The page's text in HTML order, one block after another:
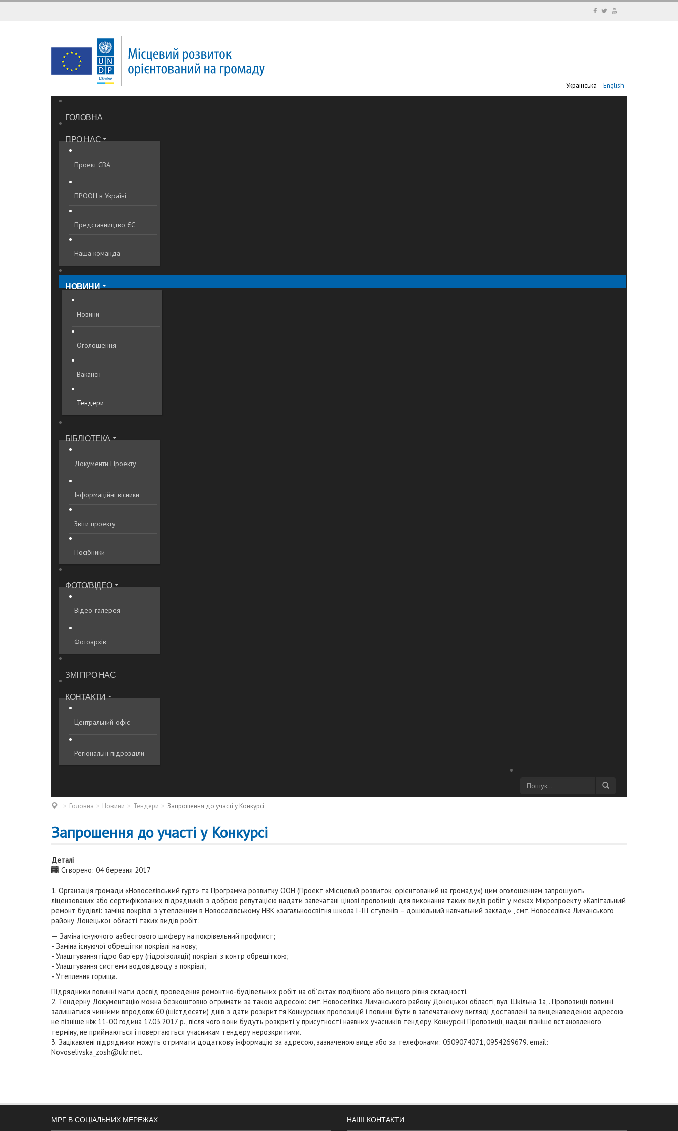
Українська English
ГОЛОВНА
ПРО НАС
Проект CBA
ПРООН в Україні
Представництво ЄС
Наша команда
НОВИНИ
Новини
Оголошення
Вакансії
Тендери
БІБЛІОТЕКА
Документи Проекту
Інформаційні вісники
Звіти проекту
Посібники
ФОТО/ВІДЕО
Відео-галерея
Фотоархів
ЗМІ ПРО НАС
КОНТАКТИ
Центральний офіс
Регіональні підрозділи
Головна Новини Тендери Запрошення до участі у Конкурсі
Запрошення до участі у Конкурсі
Деталі
Створено: 04 березня 2017
1. Органзація громади «Новоселівський гурт» та Программа розвитку ООН (Проект «Місцевий розвиток, орієнтований на громаду») цим оголошенням запрошують
ліцензованих або сертифікованих підрядників з доброю репутацією надати запечатані цінові пропозиції для виконання таких видів робіт у межах Мікропроекту «Капітальний
ремонт будівлі: заміна покрівлі з утепленням в Новоселівському НВК «загальноосвітня школа І-ІІІ ступенів – дошкільний навчальний заклад» , смт. Новоселівка Лиманського
району Донецької області таких видів робіт:
— Заміна існуючого азбестового шиферу на покрівельний профлист;
- Заміна існуючої обрешітки покрівлі на нову;
- Улаштування гідро бар'єру (гідроізоляції) покрівлі з контр обрешіткою;
- Улаштування системи водовідводу з покрівлі;
- Утеплення горища.
Підрядники повинні мати досвід проведення ремонтно-будівельних робіт на об’єктах подібного або вищого рівня складності.
2. Тендерну Документацію можна безкоштовно отримати за такою адресою: смт. Новоселівка Лиманського району Донецької області, вул. Шкільна 1а, . Пропозиції повинні
залишатися чинними впродовж 60 (шістдесяти) днів з дати розкриття Конкурсних пропозицій і повинні бути в запечатаному вигляді доставлені за вищенаведеною адресою
не пізніше ніж 11-00 година 17.03.2017 р., після чого вони будуть розкриті у присутності наявних учасників тендеру. Конкурсні Пропозиції, надані пізніше встановленого
терміну, не приймаються і повертаються учасникам тендеру нерозкритими.
3. Зацікавлені підрядники можуть отримати додаткову інформацію за адресою, зазначеною вище або за телефонами: 0509074071, 0954269679. email:
Novoselivska_zosh@ukr.net.
МРГ В СОЦІАЛЬНИХ МЕРЕЖАХ НАШІ КОНТАКТИ